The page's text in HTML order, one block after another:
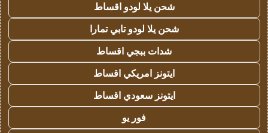
شحن يلا لودو اقساط
شحن يلا لودو تابي تمارا
شدات ببجي اقساط
ايتونز امريكي اقساط
ايتونز سعودي اقساط
فور يو